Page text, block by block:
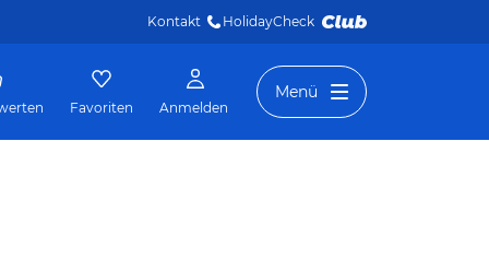
Kontakt HolidayCheck
Favoriten Anmelden
Menü